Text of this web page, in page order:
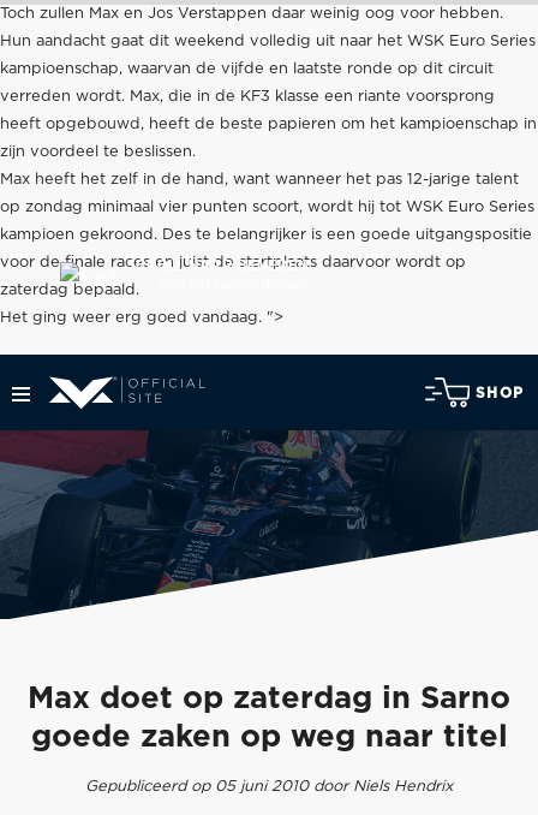
Toch zullen Max en Jos Verstappen daar weinig oog voor hebben.
Hun aandacht gaat dit weekend volledig uit naar het WSK Euro Series
kampioenschap, waarvan de vijfde en laatste ronde op dit circuit
verreden wordt. Max, die in de KF3 klasse een riante voorsprong
heeft opgebouwd, heeft de beste papieren om het kampioenschap in
zijn voordeel te beslissen.
Max heeft het zelf in de hand, want wanneer het pas 12-jarige talent
op zondag minimaal vier punten scoort, wordt hij tot WSK Euro Series
kampioen gekroond. Des te belangrijker is een goede uitgangspositie
voor de finale races en juist de startplaats daarvoor wordt op
zaterdag bepaald.
Het ging weer erg goed vandaag. ">
SHOP
SCROLL NAAR BENEDEN
Max doet op zaterdag in Sarno
goede zaken op weg naar titel
Gepubliceerd op 05 juni 2010 door Niels Hendrix